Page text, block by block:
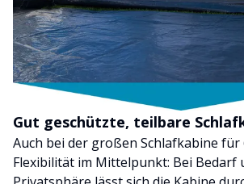
Gut geschützte, teilbare
Auch bei der großen Schlafkabine
Flexibilität im Mittelpunkt: Bei Bedarf